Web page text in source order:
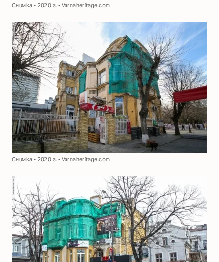
Снимка - 2020 г. - Varnaheritage.com
Снимка - 2020 г. - Varnaheritage.com